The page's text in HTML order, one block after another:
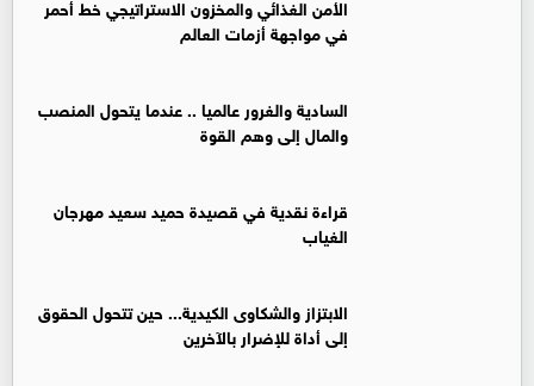
الأمن الغذائي والمخزون الاستراتيجي خط أحمر
في مواجهة أزمات العالم
السادية والغرور عالميا .. عندما يتحول المنصب
والمال إلى وهم القوة
قراءة نقدية في قصيدة حميد سعيد مهرجان
الغياب
الابتزاز والشكاوى الكيدية... حين تتحول الحقوق
إلى أداة للإضرار بالآخرين